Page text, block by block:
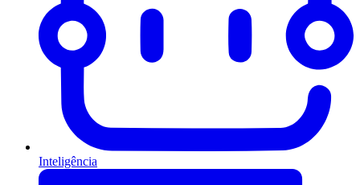
Inteligência